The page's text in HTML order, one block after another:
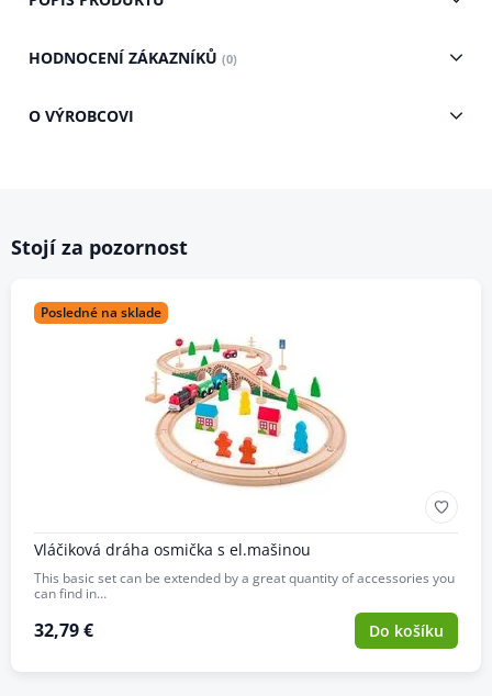
HODNOCENÍ ZÁKAZNÍKŮ (0)
O VÝROBCOVI
Stojí za pozornost
Posledné na sklade
Vláčiková dráha osmička s el.mašinou
This basic set can be extended by a great quantity of accessories you
can find in…
32,79 € Do košíku